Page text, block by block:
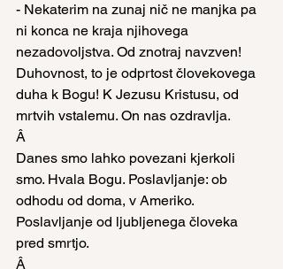
- Nekaterim na zunaj nič ne manjka pa
ni konca ne kraja njihovega
nezadovoljstva. Od znotraj navzven!
Duhovnost, to je odprtost človekovega
duha k Bogu! K Jezusu Kristusu, od
mrtvih vstalemu. On nas ozdravlja.
Â
Danes smo lahko povezani kjerkoli
smo. Hvala Bogu. Poslavljanje: ob
odhodu od doma, v Ameriko.
Poslavljanje od ljubljenega človeka
pred smrtjo.
Â